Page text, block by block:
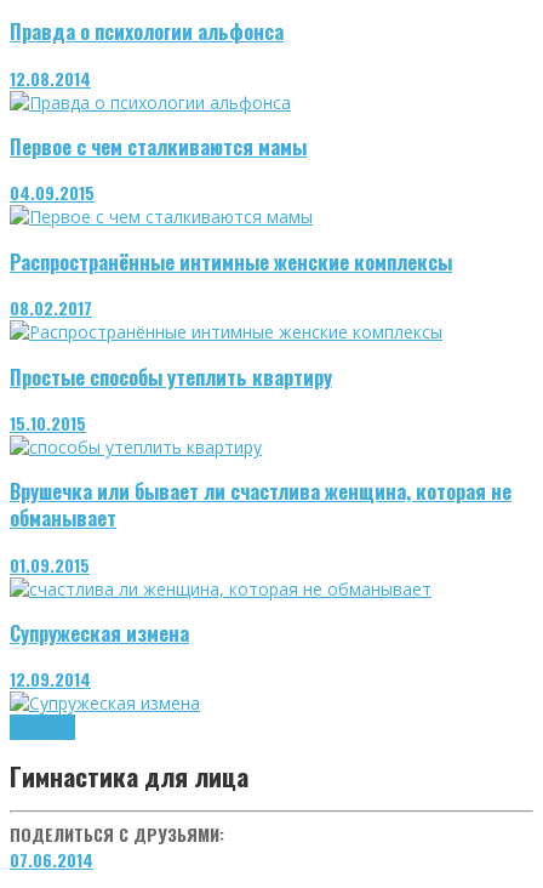
Правда о психологии альфонса
12.08.2014
Первое с чем сталкиваются мамы
04.09.2015
Распространённые интимные женские комплексы
08.02.2017
Простые способы утеплить квартиру
15.10.2015
Врушечка или бывает ли счастлива женщина, которая не
обманывает
01.09.2015
Супружеская измена
12.09.2014
Гимнастика для лица
ПОДЕЛИТЬСЯ С ДРУЗЬЯМИ:
07.06.2014